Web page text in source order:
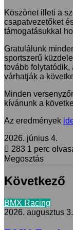
Köszönet illeti a
csapatvezetőket
támogatásukkal
Gratulálunk
sportszerű
tovább folytatódik,
várhatják a
Minden
kívánunk a
Az eredmények
2026. június 4.
283 1 perc
Megosztás
email-
ben
Következő
BMX Racing
2026. augusztus 3.